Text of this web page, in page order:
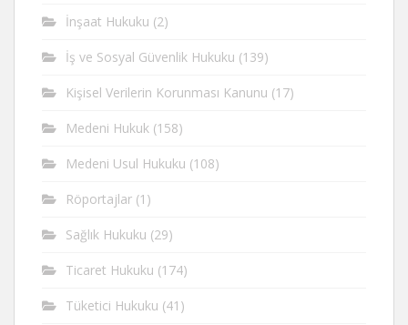
İnşaat Hukuku (2)
İş ve Sosyal Güvenlik Hukuku (139)
Kişisel Verilerin Korunması Kanunu (17)
Medeni Hukuk (158)
Medeni Usul Hukuku (108)
Röportajlar (1)
Sağlık Hukuku (29)
Ticaret Hukuku (174)
Tüketici Hukuku (41)